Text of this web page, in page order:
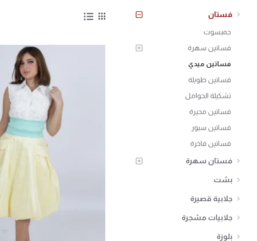
فستان
جمبسوت
فساتين سهرة
فساتين ميدي
فساتين طويلة
تشكيلة الحوامل
فساتين محيرة
فساتين سبور
فساتين فاخرة
فستان سهرة
بشت
جلابية قصيرة
جلابيات مشجرة
بلوزة